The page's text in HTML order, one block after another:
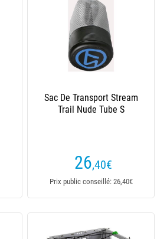
Sac De Transport Stream
Trail Nude Tube S
26,40€
Prix public conseillé: 26,40€